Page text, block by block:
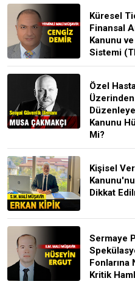
Küresel
Finansal
Kanunu
Sistemi
Özel
Kanunu
Mi?
Kişisel
Dikkat
Sermaye
Fonlarına
Kritik